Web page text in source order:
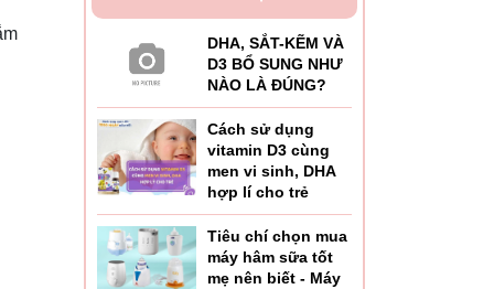
DHA, SẮT-KẼM VÀ
D3 BỔ SUNG NHƯ
NÀO LÀ ĐÚNG?
Cách sử dụng
vitamin D3 cùng
men vi sinh, DHA
hợp lí cho trẻ
Tiêu chí chọn mua
máy hâm sữa tốt
mẹ nên biết - Máy